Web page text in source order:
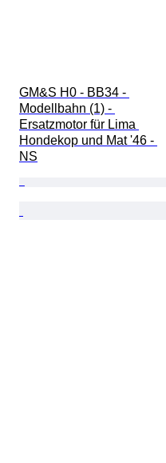
GM&S H0 - BB34 -
Modellbahn (1) -
Ersatzmotor für Lima
Hondekop und Mat '46 -
NS